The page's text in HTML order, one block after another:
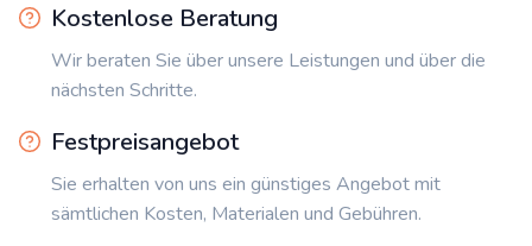
Kostenlose Beratung
Wir beraten Sie über unsere Leistungen und über die
nächsten Schritte.
Festpreisangebot
Sie erhalten von uns ein günstiges Angebot mit
sämtlichen Kosten, Materialen und Gebühren.